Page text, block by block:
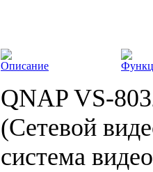
Описание
QNAP VS-
(Сетевой
система